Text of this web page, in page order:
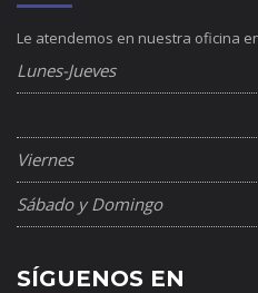
Le atendemos en nuestra oficina
Lunes-Jueves
Viernes
Sábado y Domingo
SÍGUENOS EN